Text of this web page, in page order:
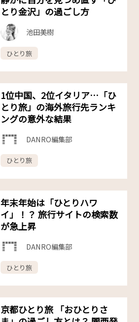
とり金沢」の過ごし方
池田美樹
ひとり旅
1位中国、2位イタリア…「ひ
とり旅」の海外旅行先ランキ
ングの意外な結果
DANRO編集部
ひとり旅
年末年始は「ひとりハワ
イ」！？ 旅行サイトの検索数
が急上昇
DANRO編集部
ひとり旅
京都ひとり旅 「おひとりさ